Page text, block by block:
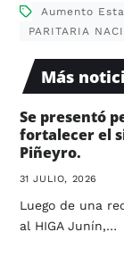
Aumento
PARITARIA
Más
Se presentó
fortalecer el
Piñeyro.
31 JULIO, 2026
Luego de una
al HIGA Junín,…